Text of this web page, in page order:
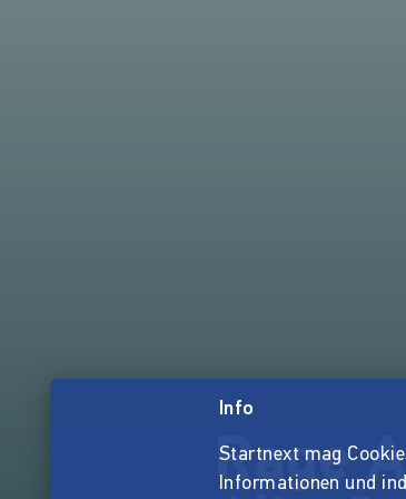
Rage
Info
Startnext mag
Informationen und